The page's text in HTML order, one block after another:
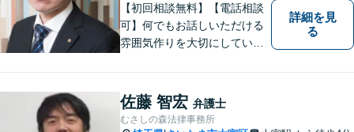
【初回相談無料】【電話相談
可】何でもお話しいただける
雰囲気作りを大切にしていま
さるかどうかは、アドバイス
をお聞きになってからの判断
で構いませんので、トラブル
でお困りの方は一人で悩ま
詳細を見
る
佐藤 智宏 弁護士
むさしの森法律事務所